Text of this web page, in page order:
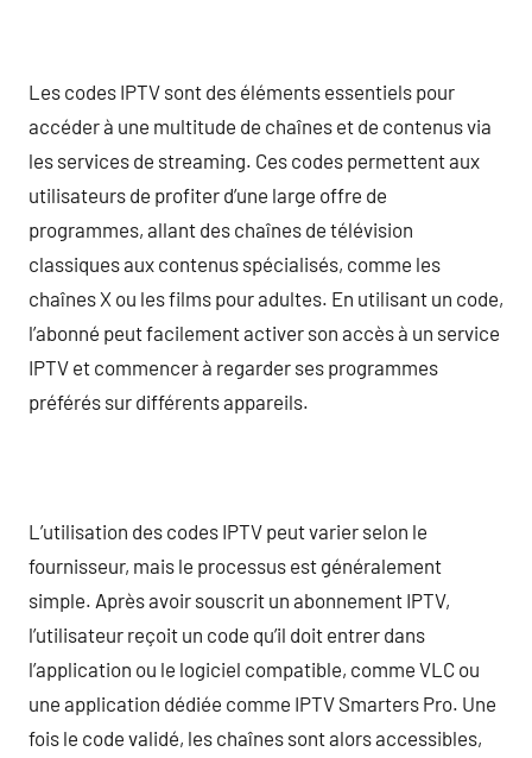
Les codes IPTV sont des éléments essentiels pour
accéder à une multitude de chaînes et de contenus via
les services de streaming. Ces codes permettent aux
utilisateurs de profiter d’une large offre de
programmes, allant des chaînes de télévision
classiques aux contenus spécialisés, comme les
chaînes X ou les films pour adultes. En utilisant un code,
l’abonné peut facilement activer son accès à un service
IPTV et commencer à regarder ses programmes
préférés sur différents appareils.
L’utilisation des codes IPTV peut varier selon le
fournisseur, mais le processus est généralement
simple. Après avoir souscrit un abonnement IPTV,
l’utilisateur reçoit un code qu’il doit entrer dans
l’application ou le logiciel compatible, comme VLC ou
une application dédiée comme IPTV Smarters Pro. Une
fois le code validé, les chaînes sont alors accessibles,